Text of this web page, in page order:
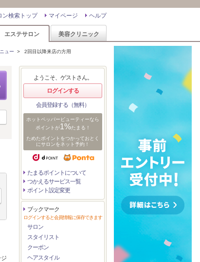
ヘルプ
マイページ
ン検索トップ
エステサロン 美容クリニック
ュー > 2回目以降来店の方用
ようこそ、ゲストさん。
ログインする
会員登録する（無料）
ホットペッパービューティーなら
ポイントが1%たまる！
ためたポイントをつかっておとく
にサロンをネット予約！
たまるポイントについて
つかえるサービス一覧
ポイント設定変更
ブックマーク
ログインすると会員情報に保存できます
サロン
スタイリスト
クーポン
ヘアスタイル